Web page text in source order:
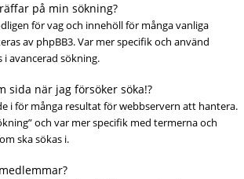
på min sökning?
för vag och innehöll för många vanliga
av phpBB3. Var mer specifik och använd
avancerad sökning.
sida när jag försöker söka!?
i för många resultat för webbservern att hantera.
och var mer specifik med termerna och
ska sökas i.